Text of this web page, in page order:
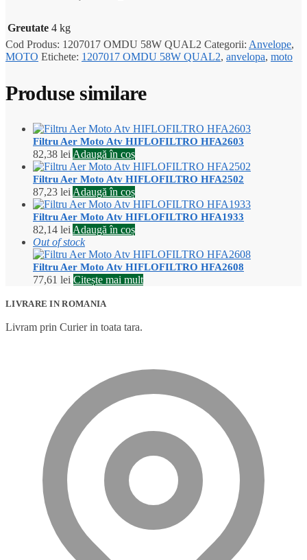
Greutate 4 kg
Cod Produs: 1207017 OMDU 58W QUAL2 Categorii: Anvelope,
MOTO Etichete: 1207017 OMDU 58W QUAL2, anvelopa, moto
Produse similare
Filtru Aer Moto Atv HIFLOFILTRO HFA2603
82,38 lei Adaugă în coș
Filtru Aer Moto Atv HIFLOFILTRO HFA2502
87,23 lei Adaugă în coș
Filtru Aer Moto Atv HIFLOFILTRO HFA1933
82,14 lei Adaugă în coș
Out of stock
Filtru Aer Moto Atv HIFLOFILTRO HFA2608
77,61 lei Citește mai mult
LIVRARE IN ROMANIA
Livram prin Curier in toata tara.